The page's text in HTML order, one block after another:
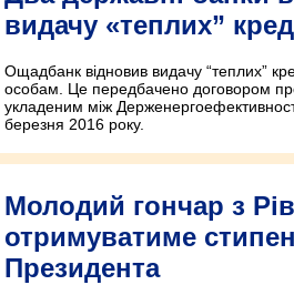
видачу «теплих”
Ощадбанк відновив видачу “теплих”
особам. Це передбачено договором
укладеним між
березня 2016 року.
Молодий гончар з
отримуватиме
Президента